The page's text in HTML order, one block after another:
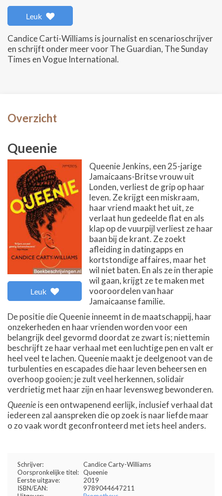
Leuk
Candice Carti-Williams is journalist en scenarioschrijver
en schrijft onder meer voor The Guardian, The Sunday
Times en Vogue International.
Overzicht
Queenie
Leuk
Queenie Jenkins, een 25-jarige
Jamaicaans-Britse vrouw uit
Londen, verliest de grip op haar
leven. Ze krijgt een miskraam,
haar vriend maakt het uit, ze
verlaat hun gedeelde flat en als
klap op de vuurpijl verliest ze haar
baan bij de krant. Ze zoekt
afleiding in datingapps en
kortstondige affaires, maar het
wil niet baten. En als ze in therapie
wil gaan, krijgt ze te maken met
vooroordelen van haar
Jamaicaanse familie.
De positie die Queenie inneemt in de maatschappij, haar
onzekerheden en haar vrienden worden voor een
belangrijk deel gevormd doordat ze zwart is; niettemin
beschrijft ze haar verhaal met een luchtige pen en valt er
heel veel te lachen. Queenie maakt je deelgenoot van de
turbulenties en escapades die haar leven beheersen en
overhoop gooien; je zult veel herkennen, solidair
verdrietig met haar zijn en haar levensweg bewonderen.
Queenieis een ontwapenend eerlijk, inclusief verhaal dat
iedereen zal aanspreken die op zoek is naar liefde maar
o zo vaak wordt geconfronteerd met iets heel anders.
Schrijver:
Candice Carty-Williams
Oorspronkelijke titel: Queenie
Eerste uitgave:
2019
ISBN/EAN:
9789044647211